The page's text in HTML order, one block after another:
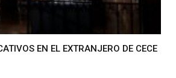
EN EL EXTRANJERO DE CECE